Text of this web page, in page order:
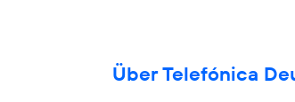
Über Telefónica